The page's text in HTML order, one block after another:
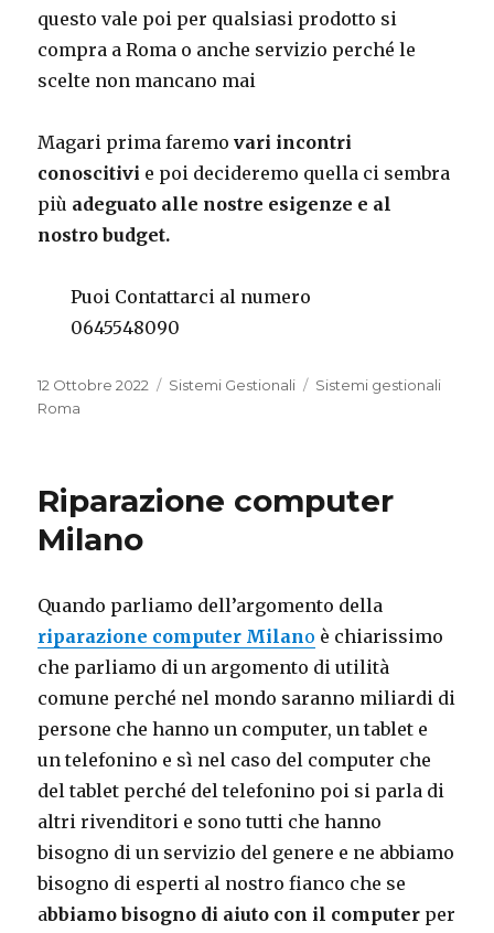
questo vale poi per qualsiasi prodotto si
compra a Roma o anche servizio perché le
scelte non mancano mai
Magari prima faremovari incontri
conoscitivi e poi decideremo quella ci sembra
più adeguato alle nostre esigenze e al
nostro budget.
Puoi Contattarci al numero
0645548090
Pubblicato
il
12 Ottobre 2022 Categorie
Sistemi Gestionali Tag
Sistemi gestionali
Roma
Riparazione computer
Milano
Quando parliamo dell’argomento della
riparazione computer Milano è chiarissimo
che parliamo di un argomento di utilità
comune perché nel mondo saranno miliardi di
persone che hanno un computer, un tablet e
un telefonino e sì nel caso del computer che
del tablet perché del telefonino poi si parla di
altri rivenditori e sono tutti che hanno
bisogno di un servizio del genere e ne abbiamo
bisogno di esperti al nostro fianco che se
abbiamo bisogno di aiuto con il computer per